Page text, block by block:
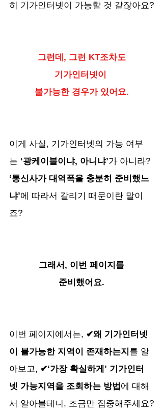
히 기가인터넷이 가능할 것 같잖아요?
그런데, 그런 KT조차도
기가인터넷이
불가능한 경우가 있어요.
이게 사실, 기가인터넷의 가능 여부
는 ‘광케이블이냐, 아니냐’가 아니라?
‘통신사가 대역폭을 충분히 준비했느
냐’에 따라서 갈리기 때문이란 말이
죠?
그래서, 이번 페이지를
준비했어요.
이번 페이지에서는, ✔왜 기가인터넷
이 불가능한 지역이 존재하는지 를 알
아보고, ✔‘가장 확실하게’ 기가인터
넷 가능지역을 조회하는 방법 에 대해
서 알아볼테니, 조금만 집중해주세요?